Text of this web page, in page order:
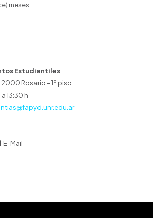
meses
Estudiantiles
Rosario – 1º piso
13:30 h
E-Mail